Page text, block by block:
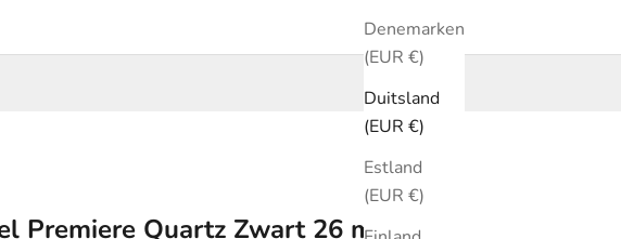
Denemarken
(EUR €)
Duitsland
(EUR €)
Estland
(EUR €)
Premiere Quartz Zwart 26 mm